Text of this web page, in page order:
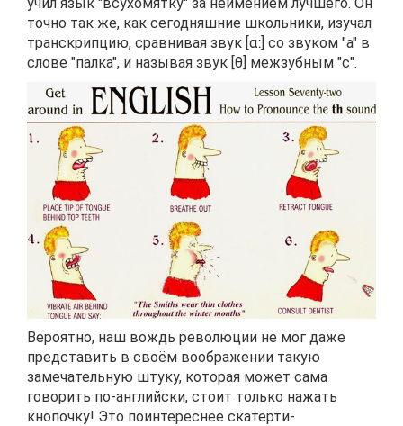
точно так же, как сегодняшние школьники, изучал
транскрипцию, сравнивая звук [ɑː] со звуком "а" в
слове "палка", и называя звук [θ] межзубным "с".
Вероятно, наш вождь революции не мог даже
представить в своём воображении такую
замечательную штуку, которая может сама
говорить по-английски, стоит только нажать
кнопочку! Это поинтереснее скатерти-